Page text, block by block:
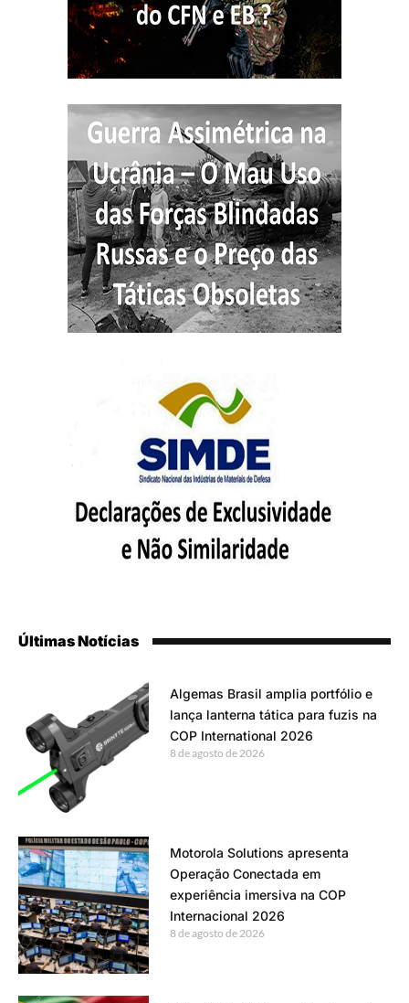
Últimas Notícias
Algemas Brasil amplia portfólio e
lança lanterna tática para fuzis na
COP International 2026
8 de agosto de 2026
Motorola Solutions apresenta
Operação Conectada em
experiência imersiva na COP
Internacional 2026
8 de agosto de 2026